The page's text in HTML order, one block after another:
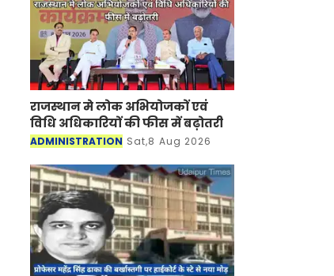
राजस्थान मे लोक अभियोजकों एवं
विधि अधिकारियों की फीस में बढ़ोतरी
ADMINISTRATION Sat,8 Aug 2026